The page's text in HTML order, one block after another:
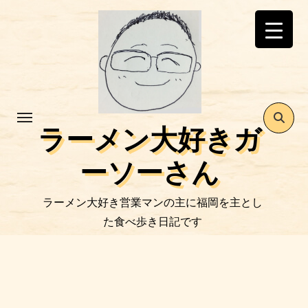
ラーメン大好きガ
ーソーさん
ラーメン大好き営業マンの主に福岡を主とし
た食べ歩き日記です